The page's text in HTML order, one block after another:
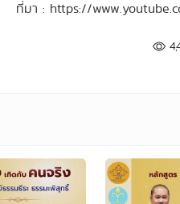
ที่มา : https://